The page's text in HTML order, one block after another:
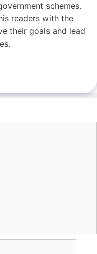
schemes.
readers with the
their goals and lead